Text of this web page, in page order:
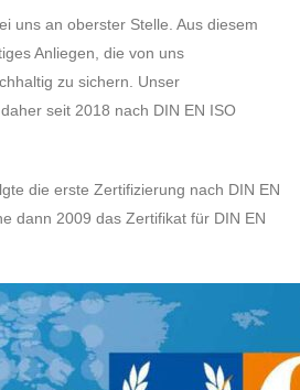
uns an oberster Stelle. Aus diesem
Anliegen, die von uns
zu sichern. Unser
seit 2018 nach DIN EN ISO
die erste Zertifizierung nach DIN EN
dann 2009 das Zertifikat für DIN EN